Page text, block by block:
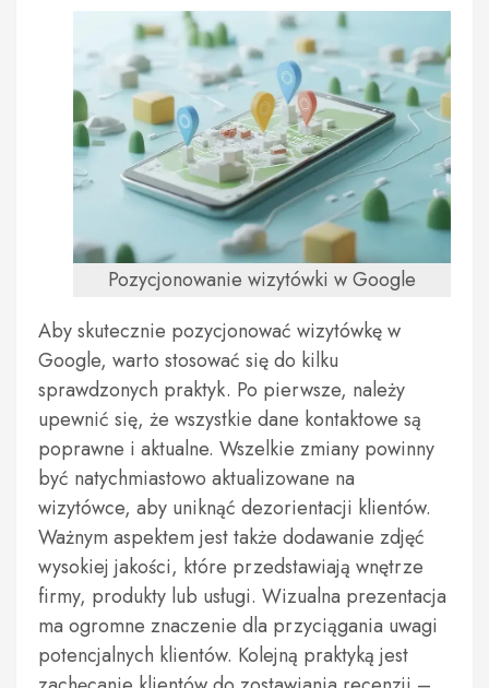
Pozycjonowanie wizytówki w Google
Aby skutecznie pozycjonować wizytówkę w
Google, warto stosować się do kilku
sprawdzonych praktyk. Po pierwsze, należy
upewnić się, że wszystkie dane kontaktowe są
poprawne i aktualne. Wszelkie zmiany powinny
być natychmiastowo aktualizowane na
wizytówce, aby uniknąć dezorientacji klientów.
Ważnym aspektem jest także dodawanie zdjęć
wysokiej jakości, które przedstawiają wnętrze
firmy, produkty lub usługi. Wizualna prezentacja
ma ogromne znaczenie dla przyciągania uwagi
potencjalnych klientów. Kolejną praktyką jest